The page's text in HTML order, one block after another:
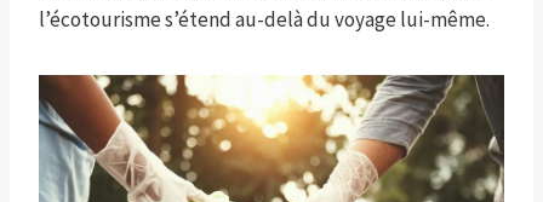
l’écotourisme s’étend au-delà du voyage lui-même.